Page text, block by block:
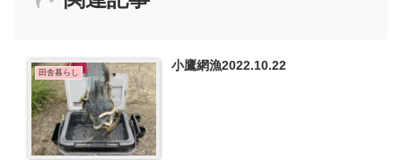
田舎暮らし 小鷹網漁2022.10.22